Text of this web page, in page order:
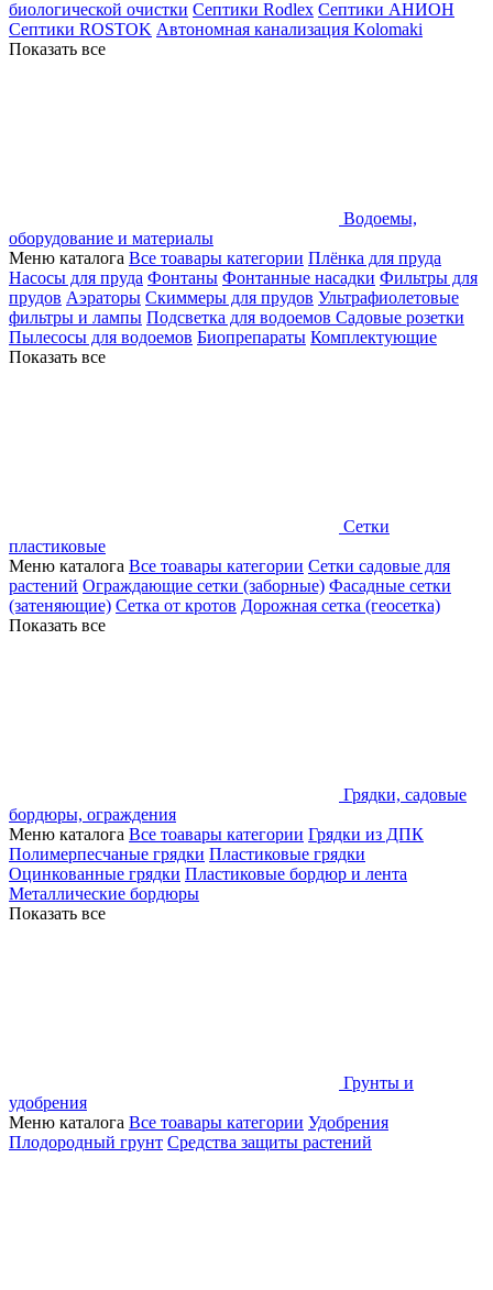
биологической очистки Септики Rodlex Септики АНИОН
Септики ROSTOK Автономная канализация Kolomaki
Показать все
Водоемы,
оборудование и материалы
Меню каталога Все тоавары категории Плёнка для пруда
Насосы для пруда Фонтаны Фонтанные насадки Фильтры для
прудов Аэраторы Скиммеры для прудов Ультрафиолетовые
фильтры и лампы Подсветка для водоемов Садовые розетки
Пылесосы для водоемов Биопрепараты Комплектующие
Показать все
Сетки
пластиковые
Меню каталога Все тоавары категории Сетки садовые для
растений Ограждающие сетки (заборные) Фасадные сетки
(затеняющие) Сетка от кротов Дорожная сетка (геосетка)
Показать все
Грядки, садовые
бордюры, ограждения
Меню каталога Все тоавары категории Грядки из ДПК
Полимерпесчаные грядки Пластиковые грядки
Оцинкованные грядки Пластиковые бордюр и лента
Металлические бордюры
Показать все
Грунты и
удобрения
Меню каталога Все тоавары категории Удобрения
Плодородный грунт Средства защиты растений